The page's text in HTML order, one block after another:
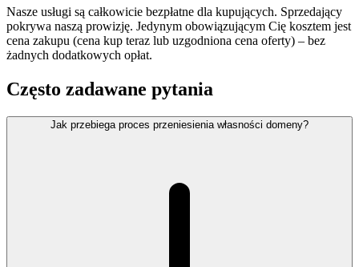
Nasze usługi są całkowicie bezpłatne dla kupujących. Sprzedający
pokrywa naszą prowizję. Jedynym obowiązującym Cię kosztem jest
cena zakupu (cena kup teraz lub uzgodniona cena oferty) – bez
żadnych dodatkowych opłat.
Często zadawane pytania
Jak przebiega proces przeniesienia własności domeny?